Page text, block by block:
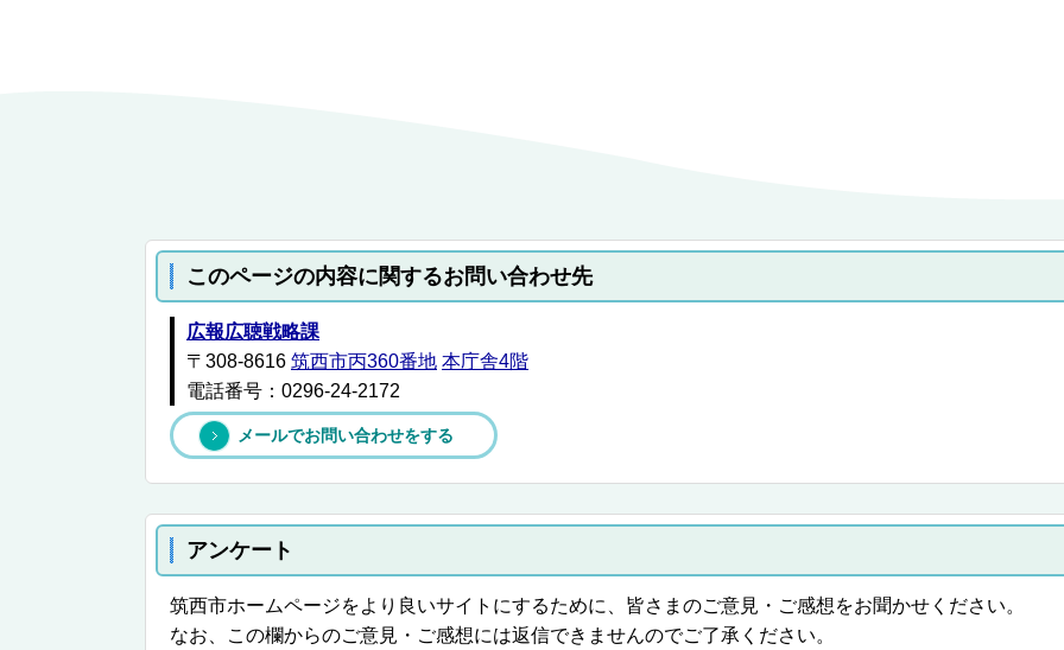
このページの内容に関するお問い合わせ先
広報広聴戦略課
〒308-8616 筑西市丙360番地 本庁舎4階
電話番号：0296-24-2172
メールでお問い合わせをする
アンケート
筑西市ホームページをより良いサイトにするために、皆さまのご意見・ご感想をお聞かせください。
なお、この欄からのご意見・ご感想には返信できませんのでご了承ください。